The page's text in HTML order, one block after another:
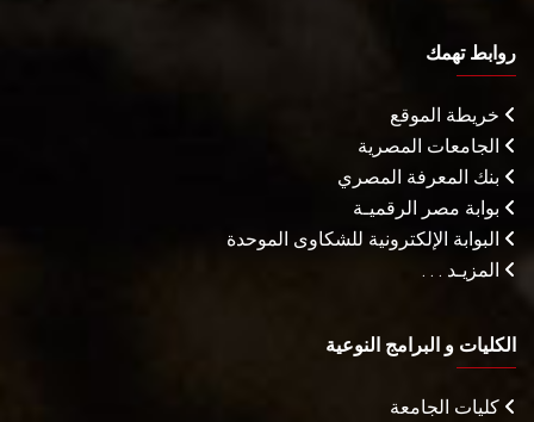
روابط تهمك
خريطة الموقع
الجامعات المصرية
بنك المعرفة المصري
بوابة مصر الرقميـة
البوابة الإلكترونية للشكاوى الموحدة
المزيـد . . .
الكليات و البرامج النوعية
كليات الجامعة